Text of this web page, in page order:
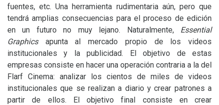
fuentes, etc. Una herramienta rudimentaria aún, pero que
tendrá amplias consecuencias para el proceso de edición
en un futuro no muy lejano. Naturalmente, Essential
Graphicsapunta al mercado propio de los videos
institucionales y la publicidad. El objetivo de estas
empresas consiste en hacer una operación contraria a la del
Flarf Cinema: analizar los cientos de miles de videos
institucionales que se realizan a diario y crear patrones a
partir de ellos. El objetivo final consiste en crear